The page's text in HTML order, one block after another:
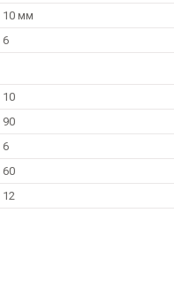
10 мм
6
10
90
6
60
12